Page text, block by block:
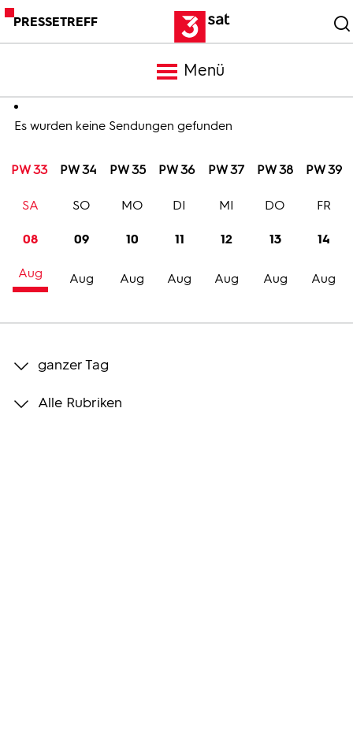
PRESSETREFF
Menü
Meldungen
Programm
Trailer
Bilder
Es wurden keine Sendungen gefunden
PW 33 PW 34 PW 35 PW 36 PW 37 PW 38 PW 39
08
Aug
SA
09
Aug
SO
10
Aug
MO
11
Aug
DI
12
Aug
MI
13
Aug
DO
14
Aug
FR
ganzer Tag
Alle Rubriken